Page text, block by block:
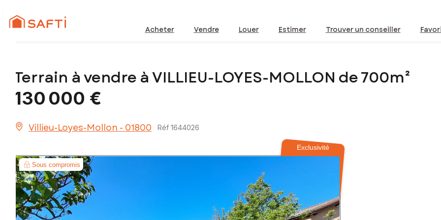
Acheter Vendre Louer Estimer Trouver un conseiller
Terrain à vendre à VILLIEU-LOYES-MOLLON de 700m²
130 000 €
Villieu-Loyes-Mollon - 01800 Réf 1644026
Exclusivité
Sous compromis